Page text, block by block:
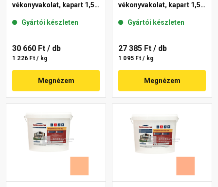
vékonyvakolat, kapart 1,5
Gyártói készleten
30 660 Ft / db
1 226 Ft / kg
Megnézem
vékonyvakolat, kapart 1,5
Gyártói készleten
27 385 Ft / db
1 095 Ft / kg
Megnézem